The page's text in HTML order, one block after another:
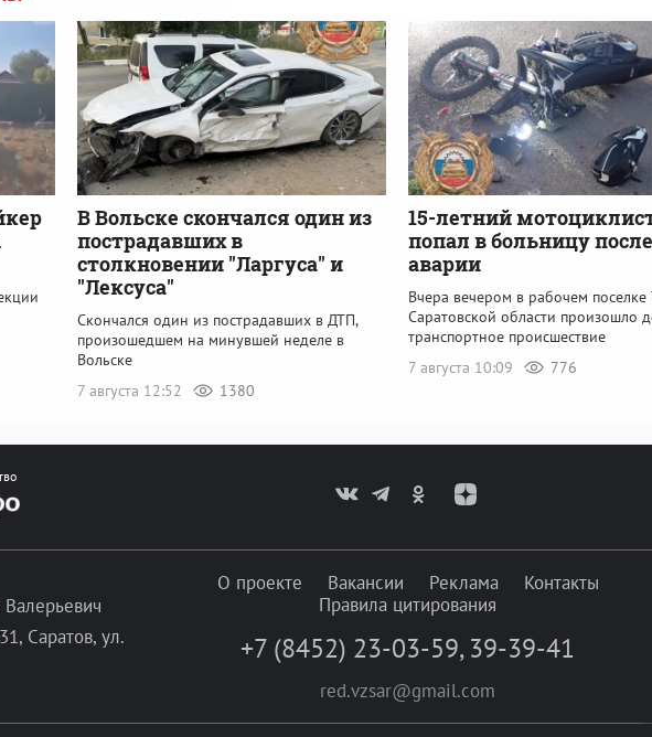
В Вольске скончался один из
пострадавших в
столкновении "Ларгуса" и
"Лексуса"
Скончался один из пострадавших в ДТП,
произошедшем на минувшей неделе в
Вольске
7 августа 12:52
1380
15-летний
попал в больницу после
аварии
Вчера вечером в рабочем поселке
Саратовской области произошло
транспортное происшествие
7 августа 10:09
776
Саратов, ул.
О проекте Вакансии Реклама
Контакты
Правила цитирования
+7 (8452) 23-03-59, 39-39-41
red.vzsar@gmail.com